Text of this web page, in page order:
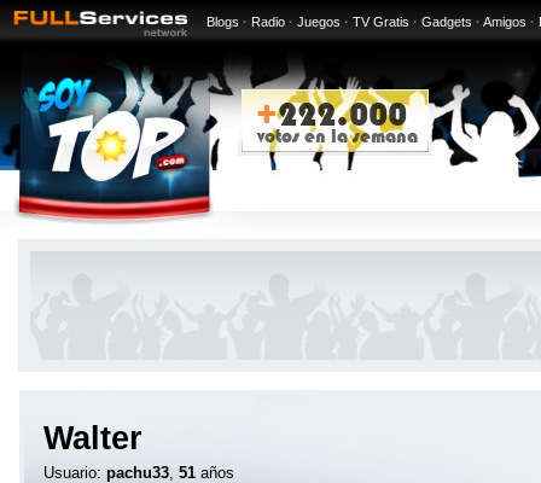
Blogs · Radio · Juegos · TV Gratis · Gadgets · Amigos ·
Walter
Usuario: pachu33, 51 años